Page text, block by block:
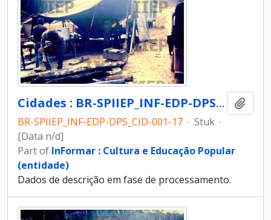
Cidades : BR-SPIIEP_INF-EDP-DPS_CID-001-17 [diapositivo]
BR-SPIIEP_INF-EDP-DPS_CID-001-17 · Stuk ·
[Data n/d]
Part of InFormar : Cultura e Educação Popular
(entidade)
Dados de descrição em fase de processamento.